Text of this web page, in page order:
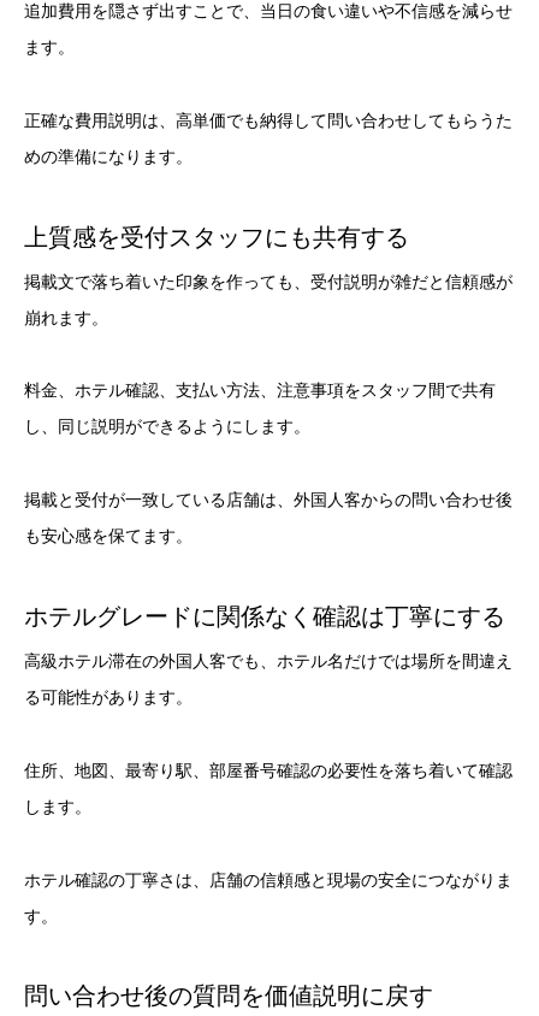
追加費用を隠さず出すことで、当日の食い違いや不信感を減らせ
ます。
正確な費用説明は、高単価でも納得して問い合わせしてもらうた
めの準備になります。
上質感を受付スタッフにも共有する
掲載文で落ち着いた印象を作っても、受付説明が雑だと信頼感が
崩れます。
料金、ホテル確認、支払い方法、注意事項をスタッフ間で共有
し、同じ説明ができるようにします。
掲載と受付が一致している店舗は、外国人客からの問い合わせ後
も安心感を保てます。
ホテルグレードに関係なく確認は丁寧にする
高級ホテル滞在の外国人客でも、ホテル名だけでは場所を間違え
る可能性があります。
住所、地図、最寄り駅、部屋番号確認の必要性を落ち着いて確認
します。
ホテル確認の丁寧さは、店舗の信頼感と現場の安全につながりま
す。
問い合わせ後の質問を価値説明に戻す